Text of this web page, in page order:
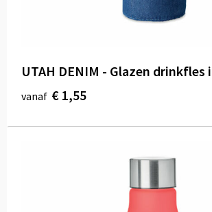
UTAH DENIM - Glazen drinkfles
vanaf € 1,55